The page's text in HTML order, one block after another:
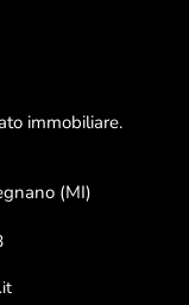
immobiliare.
(MI)